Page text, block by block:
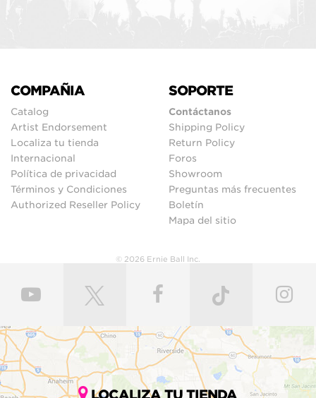
COMPAÑIA
Catalog
Artist Endorsement
Localiza tu tienda
Internacional
Política de privacidad
Términos y Condiciones
Authorized Reseller Policy
SOPORTE
Contáctanos
Shipping Policy
Return Policy
Foros
Showroom
Preguntas más frecuentes
Boletín
Mapa del sitio
© 2026 Ernie Ball Inc.
LOCALIZA TU TIENDA